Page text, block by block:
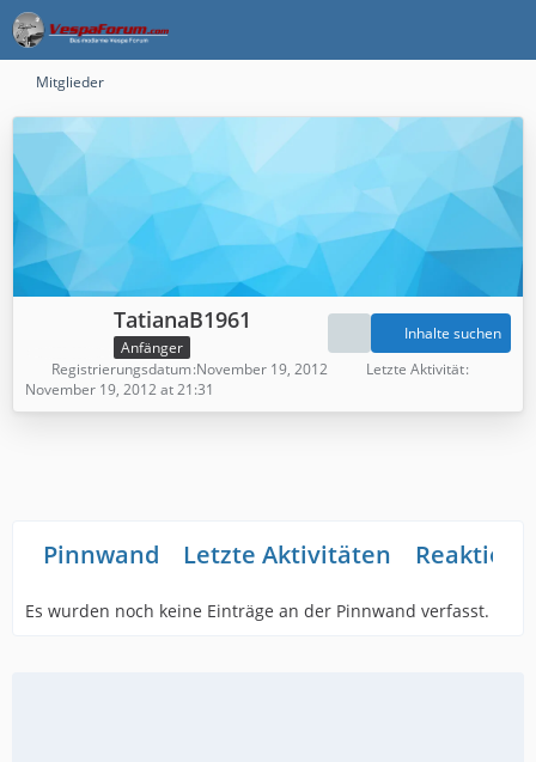
Mitglieder
TatianaB1961
Anfänger
Inhalte suchen
Registrierungsdatum November 19, 2012
Letzte Aktivität
November 19, 2012 at 21:31
Pinnwand Letzte Aktivitäten
Es wurden noch keine Einträge an der Pinnwand verfasst.